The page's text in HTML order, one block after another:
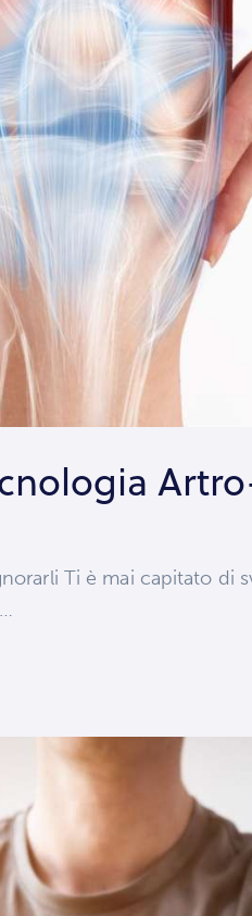
Ti è mai capitato di